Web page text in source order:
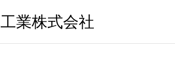
業株式会社